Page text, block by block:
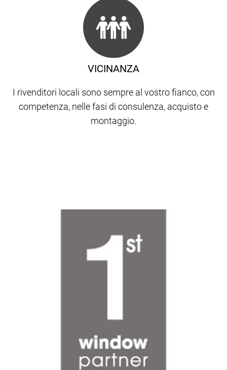
VICINANZA
I rivenditori locali sono sempre al vostro fianco, con
competenza, nelle fasi di consulenza, acquisto e
montaggio.